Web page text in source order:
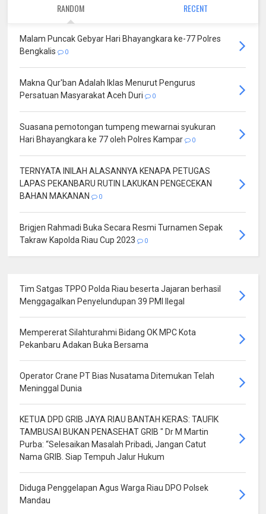
RANDOM RECENT
Malam Puncak Gebyar Hari Bhayangkara ke-77 Polres
Bengkalis
0
Makna Qur'ban Adalah Iklas Menurut Pengurus
Persatuan Masyarakat Aceh Duri
0
Suasana pemotongan tumpeng mewarnai syukuran
Hari Bhayangkara ke 77 oleh Polres Kampar
0
TERNYATA INILAH ALASANNYA KENAPA PETUGAS
LAPAS PEKANBARU RUTIN LAKUKAN PENGECEKAN
BAHAN MAKANAN
0
Brigjen Rahmadi Buka Secara Resmi Turnamen Sepak
Takraw Kapolda Riau Cup 2023
0
Tim Satgas TPPO Polda Riau beserta Jajaran berhasil
Menggagalkan Penyelundupan 39 PMI Ilegal
Mempererat Silahturahmi Bidang OK MPC Kota
Pekanbaru Adakan Buka Bersama
Operator Crane PT Bias Nusatama Ditemukan Telah
Meninggal Dunia
KETUA DPD GRIB JAYA RIAU BANTAH KERAS: TAUFIK
TAMBUSAI BUKAN PENASEHAT GRIB " Dr M Martin
Purba: “Selesaikan Masalah Pribadi, Jangan Catut
Nama GRIB. Siap Tempuh Jalur Hukum
Diduga Penggelapan Agus Warga Riau DPO Polsek
Mandau